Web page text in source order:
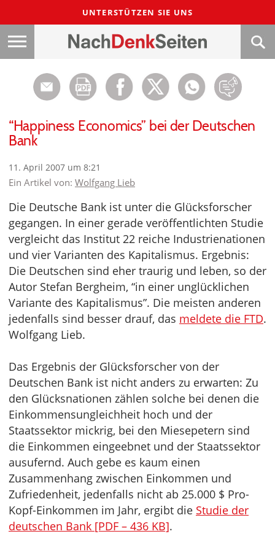
UNTERSTÜTZEN SIE UNS
“Happiness Economics” bei der Deutschen
Bank
11. April 2007 um 8:21
Ein Artikel von: Wolfgang Lieb
Die Deutsche Bank ist unter die Glücksforscher
gegangen. In einer gerade veröffentlichten Studie
vergleicht das Institut 22 reiche Industrienationen
und vier Varianten des Kapitalismus. Ergebnis:
Die Deutschen sind eher traurig und leben, so der
Autor Stefan Bergheim, “in einer unglücklichen
Variante des Kapitalismus”. Die meisten anderen
jedenfalls sind besser drauf, das meldete die FTD.
Wolfgang Lieb.
Das Ergebnis der Glücksforscher von der
Deutschen Bank ist nicht anders zu erwarten: Zu
den Glücksnationen zählen solche bei denen die
Einkommensungleichheit hoch und der
Staatssektor mickrig, bei den Miesepetern sind
die Einkommen eingeebnet und der Staatssektor
ausufernd. Auch gebe es kaum einen
Zusammenhang zwischen Einkommen und
Zufriedenheit, jedenfalls nicht ab 25.000 $ Pro-
Kopf-Einkommen im Jahr, ergibt die Studie der
deutschen Bank [PDF – 436 KB].